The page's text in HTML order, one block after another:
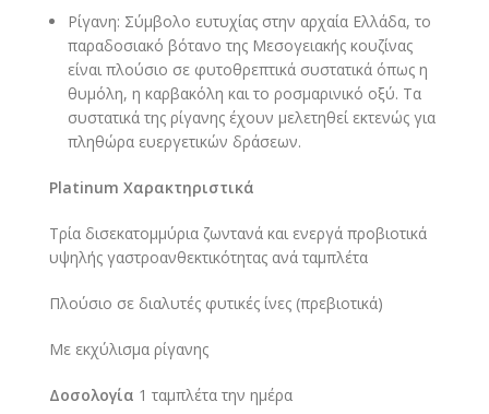
Ρίγανη: Σύμβολο ευτυχίας στην αρχαία Ελλάδα, το
παραδοσιακό βότανο της Μεσογειακής κουζίνας
είναι πλούσιο σε φυτοθρεπτικά συστατικά όπως η
θυμόλη, η καρβακόλη και το ροσμαρινικό οξύ. Τα
συστατικά της ρίγανης έχουν μελετηθεί εκτενώς για
πληθώρα ευεργετικών δράσεων.
Platinum Χαρακτηριστικά
Τρία δισεκατομμύρια ζωντανά και ενεργά προβιοτικά
υψηλής γαστροανθεκτικότητας ανά ταμπλέτα
Πλούσιο σε διαλυτές φυτικές ίνες (πρεβιοτικά)
Με εκχύλισμα ρίγανης
Δοσολογία 1 ταμπλέτα την ημέρα